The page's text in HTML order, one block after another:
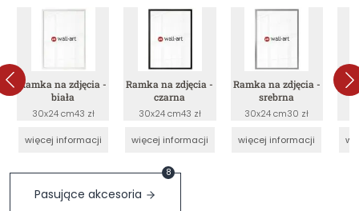
Ramka na zdjęcia -
biała
30x24 cm43 zł
więcej informacji
Ramka na zdjęcia -
czarna
30x24 cm43 zł
więcej informacji
Ramka na zdjęcia -
srebrna
30x24 cm30 zł
więcej informacji
Pasujące akcesoria
8